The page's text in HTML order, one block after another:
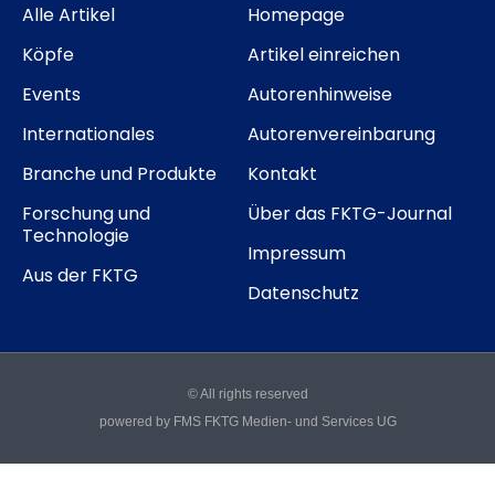
Alle Artikel
Köpfe
Events
Internationales
Branche und Produkte
Forschung und
Technologie
Aus der FKTG
Homepage
Artikel einreichen
Autorenhinweise
Autorenvereinbarung
Kontakt
Über das FKTG-Journal
Impressum
Datenschutz
© All rights reserved
powered by FMS FKTG Medien- und Services UG